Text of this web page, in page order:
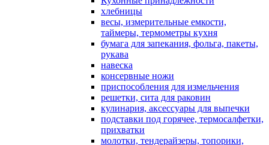
хлебницы
весы, измерительные емкости,
таймеры, термометры кухня
бумага для запекания, фольга, пакеты,
рукава
навеска
консервные ножи
приспособления для измельчения
решетки, сита для раковин
кулинария, аксессуары для выпечки
подставки под горячее, термосалфетки,
прихватки
молотки, тендерайзеры, топорики,